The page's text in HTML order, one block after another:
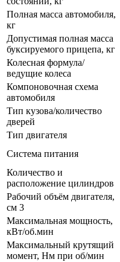
Полная масса автомобиля,
кг
Допустимая полная масса
буксируемого прицепа, кг
Колесная формула/
ведущие колеса
Компоновочная схема
автомобиля
Тип кузова/количество
дверей
Тип двигателя
Система питания
Количество и
расположение цилиндров
Рабочий объём двигателя,
см 3
Максимальная мощность,
кВт/об.мин
Максимальный крутящий
момент, Нм при об/мин